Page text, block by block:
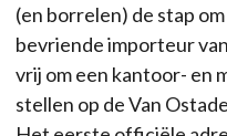
(en borrelen) de stap
bevriende importeur
vrij om een kantoor- en
stellen op de Van